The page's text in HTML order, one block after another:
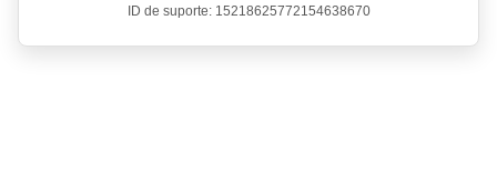
ID de suporte: 15218625772154638670